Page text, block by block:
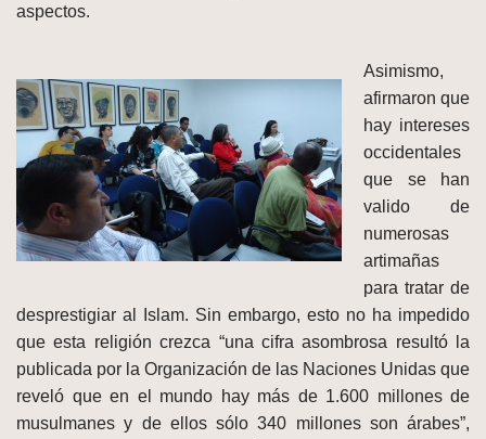
aspectos.
Asimismo,
afirmaron que
hay intereses
occidentales
que se han
valido de
numerosas
artimañas
para tratar de
desprestigiar al Islam. Sin embargo, esto no ha impedido
que esta religión crezca “una cifra asombrosa resultó la
publicada por la Organización de las Naciones Unidas que
reveló que en el mundo hay más de 1.600 millones de
musulmanes y de ellos sólo 340 millones son árabes”,